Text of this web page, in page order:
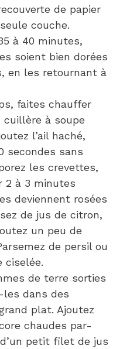
de papier
couche.
à 40 minutes,
soient bien dorées
en les retournant à
faites chauffer
cuillère à soupe
l’ail haché,
secondes sans
les crevettes,
2 à 3 minutes
deviennent rosées
de jus de citron,
un peu de
de persil ou
ciselée.
de terre sorties
les dans des
plat. Ajoutez
chaudes par-
petit filet de jus